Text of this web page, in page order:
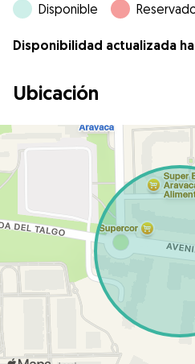
Disponible
Disponibilidad actualizada
Ubicación